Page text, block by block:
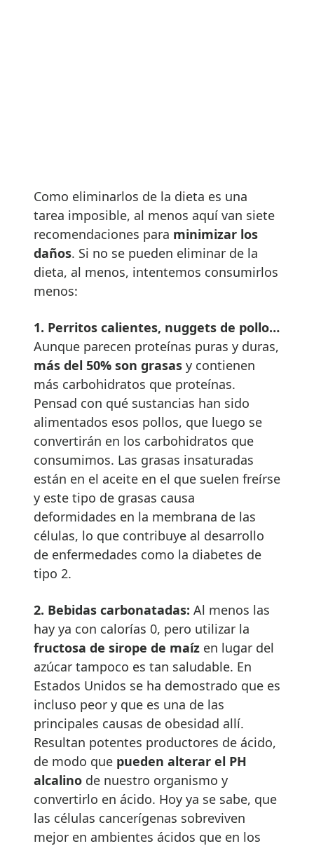
Como eliminarlos de la dieta es una
tarea imposible, al menos aquí van siete
recomendaciones para minimizar los
daños. Si no se pueden eliminar de la
dieta, al menos, intentemos consumirlos
menos:
1. Perritos calientes, nuggets de pollo…
Aunque parecen proteínas puras y duras,
más del 50% son grasas y contienen
más carbohidratos que proteínas.
Pensad con qué sustancias han sido
alimentados esos pollos, que luego se
convertirán en los carbohidratos que
consumimos. Las grasas insaturadas
están en el aceite en el que suelen freírse
y este tipo de grasas causa
deformidades en la membrana de las
células, lo que contribuye al desarrollo
de enfermedades como la diabetes de
tipo 2.
2. Bebidas carbonatadas: Al menos las
hay ya con calorías 0, pero utilizar la
fructosa de sirope de maíz en lugar del
azúcar tampoco es tan saludable. En
Estados Unidos se ha demostrado que es
incluso peor y que es una de las
principales causas de obesidad allí.
Resultan potentes productores de ácido,
de modo que pueden alterar el PH
alcalino de nuestro organismo y
convertirlo en ácido. Hoy ya se sabe, que
las células cancerígenas sobreviven
mejor en ambientes ácidos que en los